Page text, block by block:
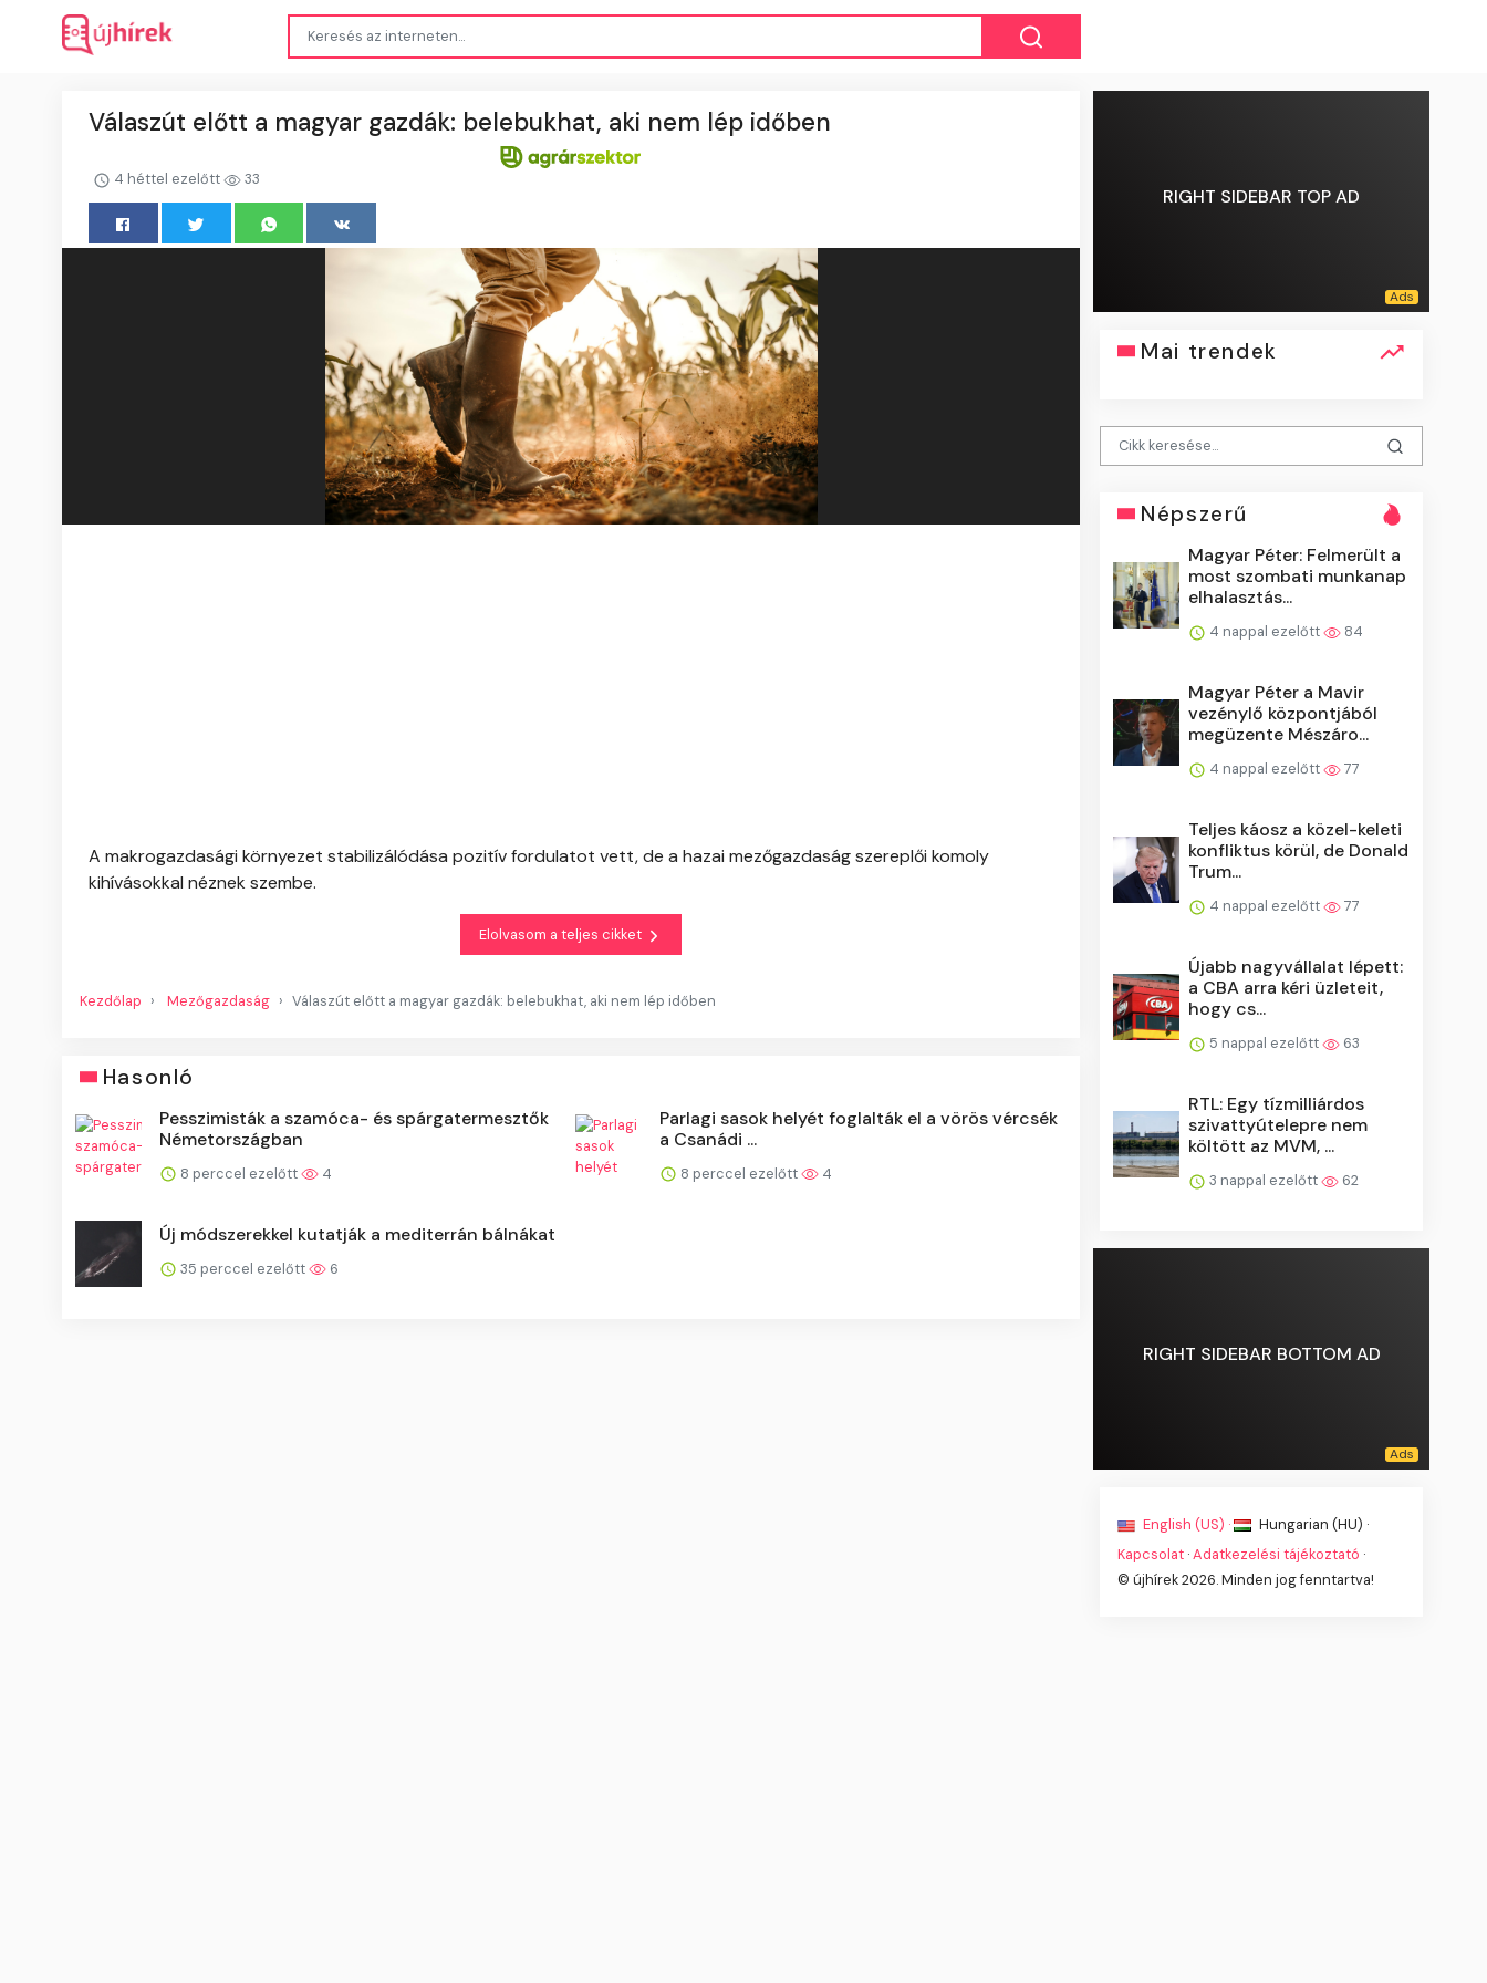
Válaszút előtt a magyar gazdák: belebukhat, aki nem lép időben
4 héttel ezelőtt 33
A makrogazdasági környezet stabilizálódása pozitív fordulatot vett, de a hazai mezőgazdaság szereplői komoly
kihívásokkal néznek szembe.
Elolvasom a teljes cikket
Kezdőlap Mezőgazdaság Válaszút előtt a magyar gazdák: belebukhat, aki nem lép időben
Hasonló
Pesszimisták a szamóca- és spárgatermesztők
Németországban
8 perccel ezelőtt 4
Parlagi sasok helyét foglalták el a vörös vércsék
a Csanádi ...
8 perccel ezelőtt 4
Új módszerekkel kutatják a mediterrán bálnákat
35 perccel ezelőtt 6
RIGHT SIDEBAR TOP AD
Mai trendek
Népszerű
Magyar Péter: Felmerült a
most szombati munkanap
elhalasztás...
4 nappal ezelőtt 84
Magyar Péter a Mavir
vezénylő központjából
megüzente Mészáro...
4 nappal ezelőtt 77
Teljes káosz a közel-keleti
konfliktus körül, de Donald
Trum...
4 nappal ezelőtt 77
Újabb nagyvállalat lépett:
a CBA arra kéri üzleteit,
hogy cs...
5 nappal ezelőtt 63
RTL: Egy tízmilliárdos
szivattyútelepre nem
költött az MVM, ...
3 nappal ezelőtt 62
RIGHT SIDEBAR BOTTOM AD
English (US) ·
Hungarian (HU) ·
Kapcsolat ·Adatkezelési tájékoztató ·
© újhírek 2026. Minden jog fenntartva!